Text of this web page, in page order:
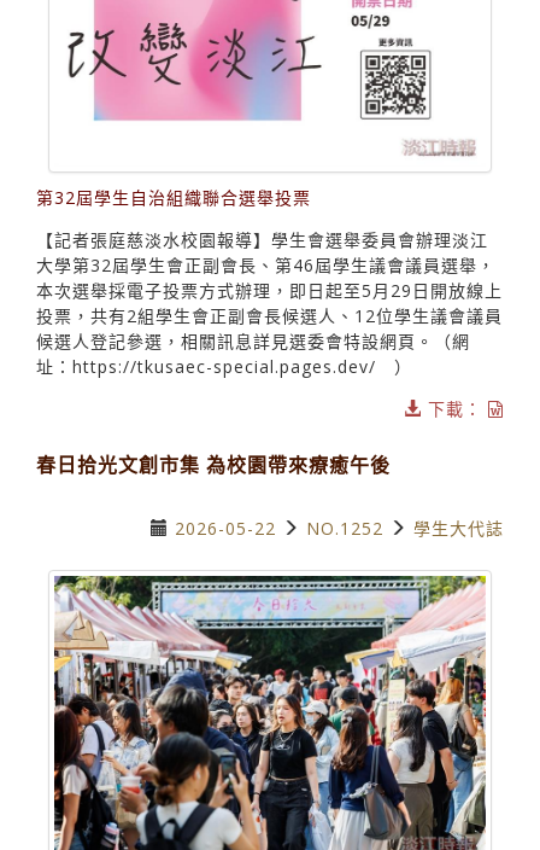
第32屆學生自治組織聯合選舉投票
【記者張庭慈淡水校園報導】學生會選舉委員會辦理淡江
大學第32屆學生會正副會長、第46屆學生議會議員選舉，
本次選舉採電子投票方式辦理，即日起至5月29日開放線上
投票，共有2組學生會正副會長候選人、12位學生議會議員
候選人登記參選，相關訊息詳見選委會特設網頁。（網
址：https://tkusaec-special.pages.dev/ ）
下載：
春日拾光文創市集 為校園帶來療癒午後
2026-05-22 NO.1252 學生大代誌